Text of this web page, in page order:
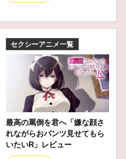
セクシーアニメ一覧
最高の罵倒を君へ「嫌な顔さ
れながらおパンツ見せてもら
いたいR」レビュー